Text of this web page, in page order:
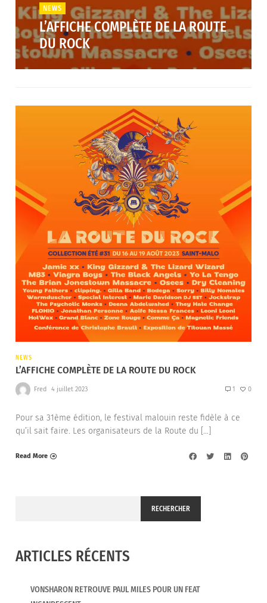
NEWS
L’AFFICHE COMPLÈTE DE LA ROUTE
DU ROCK
NEWS
L’AFFICHE COMPLÈTE DE LA ROUTE DU ROCK
Fred 4 juillet 2023 1 0
Pour sa 31ème édition, le festival malouin reste fidèle à ce
qu’il sait faire. Les organisateurs de la Route du […]
Read More
RECHERCHER
ARTICLES RÉCENTS
VONSHARON RETROUVE PAUL MILES POUR UN FEAT